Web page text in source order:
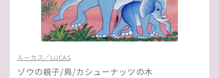
ルーカス／LUCAS
ゾウの親子/鳥/カシューナッツの木